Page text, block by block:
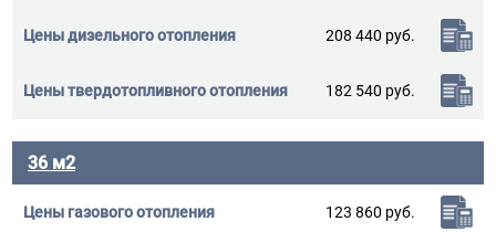
208 440 руб.
182 540 руб.
36 м2
123 860 руб.